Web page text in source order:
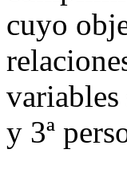
cuyo
variables
y 3ª